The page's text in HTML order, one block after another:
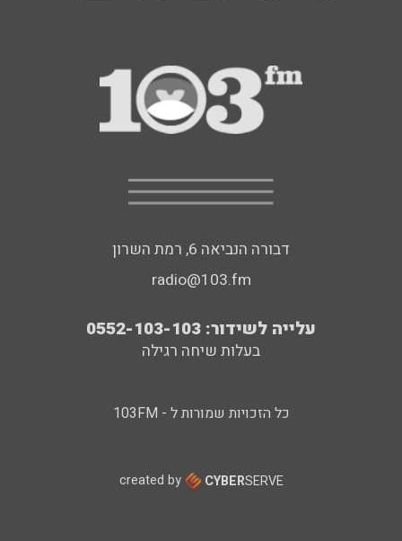
דבורה הנביאה 6, רמת השרון
radio@103.fm
עלייה לשידור: 0552-103-103
בעלות שיחה רגילה
כל הזכויות שמורות ל - 103FM
created by CYBERSERVE